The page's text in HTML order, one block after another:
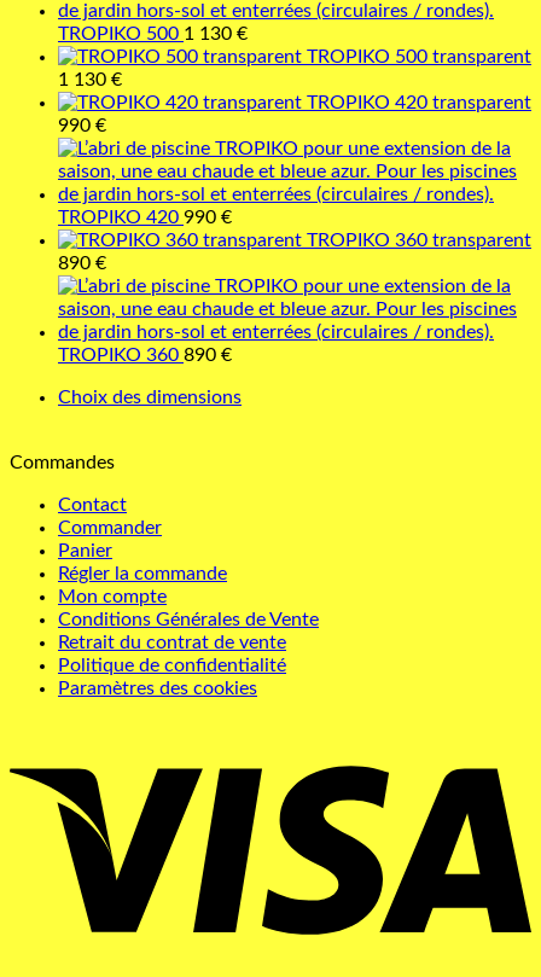
TROPIKO 500 1 130 €
TROPIKO 500 transparent
1 130 €
TROPIKO 420 transparent
990 €
TROPIKO 420 990 €
TROPIKO 360 transparent
890 €
TROPIKO 360 890 €
Choix des dimensions
Commandes
Contact
Commander
Panier
Régler la commande
Mon compte
Conditions Générales de Vente
Retrait du contrat de vente
Politique de confidentialité
Paramètres des cookies